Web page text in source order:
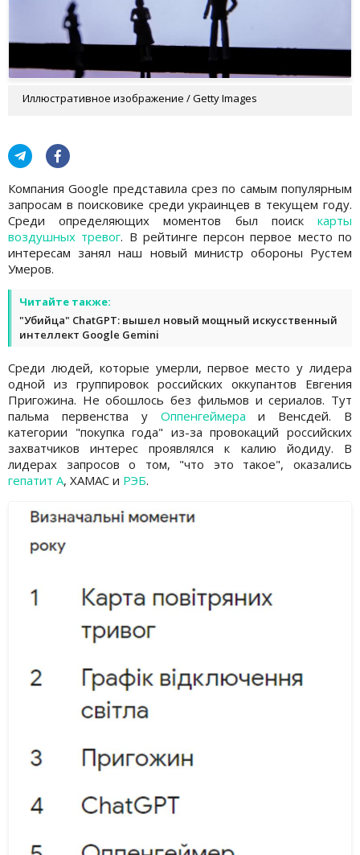
Иллюстративное изображение / Getty Images
Компания Google представила срез по самым популярным
запросам в поисковике среди украинцев в текущем году.
Среди определяющих моментов был поиск карты
воздушных тревог. В рейтинге персон первое место по
интересам занял наш новый министр обороны Рустем
Умеров.
Читайте также:
"Убийца" ChatGPT: вышел новый мощный искусственный
интеллект Google Gemini
Среди людей, которые умерли, первое место у лидера
одной из группировок российских оккупантов Евгения
Пригожина. Не обошлось без фильмов и сериалов. Тут
пальма первенства у Оппенгеймера и Венсдей. В
категории "покупка года" из-за провокаций российских
захватчиков интерес проявлялся к калию йодиду. В
лидерах запросов о том, "что это такое", оказались
гепатит А, ХАМАС и РЭБ.